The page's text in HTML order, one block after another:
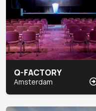
Q-FACTORY
Amsterdam